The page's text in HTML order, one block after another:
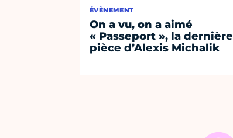
ÉVÈNEMENT
On a vu, on a aimé
« Passeport », la dernière
pièce d’Alexis Michalik